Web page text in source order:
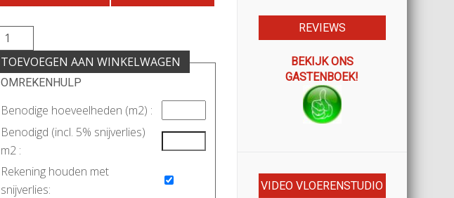
TOEVOEGEN AAN WINKELWAGEN
OMREKENHULP
Benodige hoeveelheden (m2) :
Benodigd (incl. 5% snijverlies)
m2 :
Rekening houden met
snijverlies:
REVIEWS
BEKIJK ONS
GASTENBOEK!
VIDEO VLOERENSTUDIO